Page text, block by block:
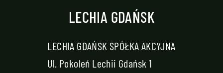
LECHIA GDAŃSK
LECHIA GDAŃSK SPÓŁKA AKCYJNA
Ul. Pokoleń Lechii Gdańsk 1